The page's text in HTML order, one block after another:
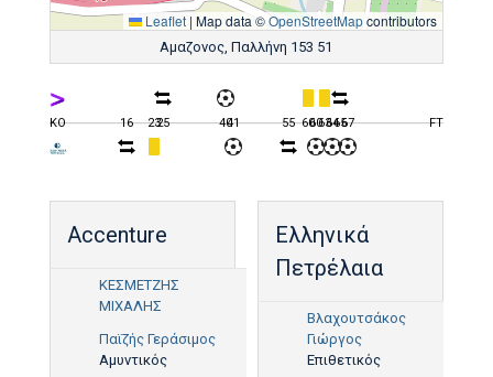
Leaflet | Map data ©OpenStreetMapcontributors
Αμαζονoς, Παλλήνη 153 51
KO 16 2325 4041 55 606063646567 FT
Accenture
ΚΕΣΜΕΤΖΗΣ
ΜΙΧΑΛΗΣ
Παϊζής Γεράσιμος
Αμυντικός
Ελληνικά
Πετρέλαια
Βλαχουτσάκος
Γιώργος
Επιθετικός